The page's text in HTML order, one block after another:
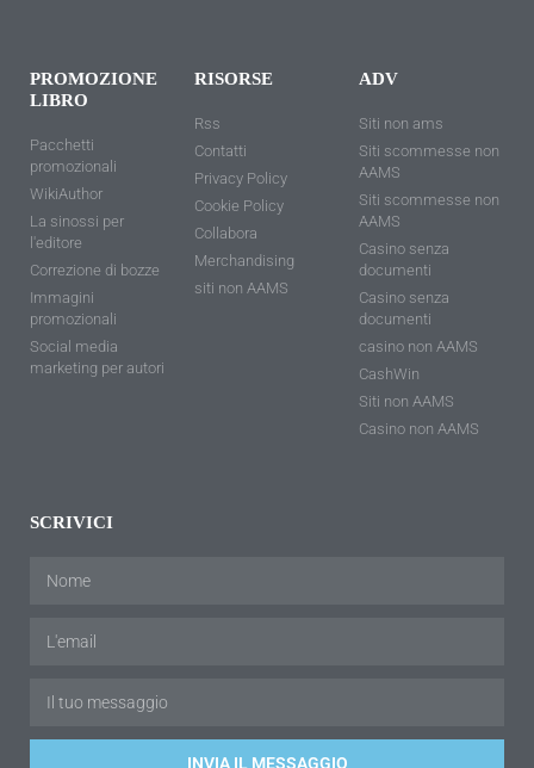
PROMOZIONE
LIBRO
Pacchetti
promozionali
WikiAuthor
La sinossi per
l'editore
Correzione di bozze
Immagini
promozionali
Social media
marketing per autori
RISORSE
Rss
Contatti
Privacy Policy
Cookie Policy
Collabora
Merchandising
siti non AAMS
ADV
Siti non ams
Siti scommesse non
AAMS
Siti scommesse non
AAMS
Casino senza
documenti
Casino senza
documenti
casino non AAMS
CashWin
Siti non AAMS
Casino non AAMS
SCRIVICI
INVIA IL MESSAGGIO